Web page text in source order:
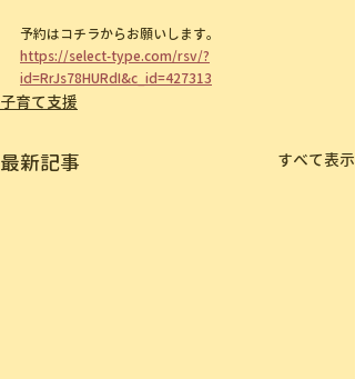
予約はコチラからお願いします。
https://select-type.com/rsv/?
id=RrJs78HURdI&c_id=427313
子育て支援
最新記事 すべて表示